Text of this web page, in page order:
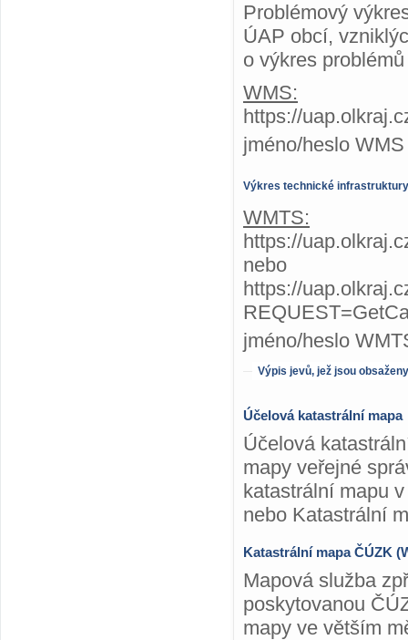
Problémový
ÚAP obcí,
o výkres
WMS:
https://
jméno/heslo
Výkres technické infrastruktury
WMTS:
https://
nebo
https://
jméno/heslo
Výpis jevů, jež jsou
Účelová katastrální mapa
Účelová
mapy veřejné
katastrální mapu
nebo Katastrální
Katastrální mapa ČÚZK
Mapová služba
poskytovanou
mapy ve větším